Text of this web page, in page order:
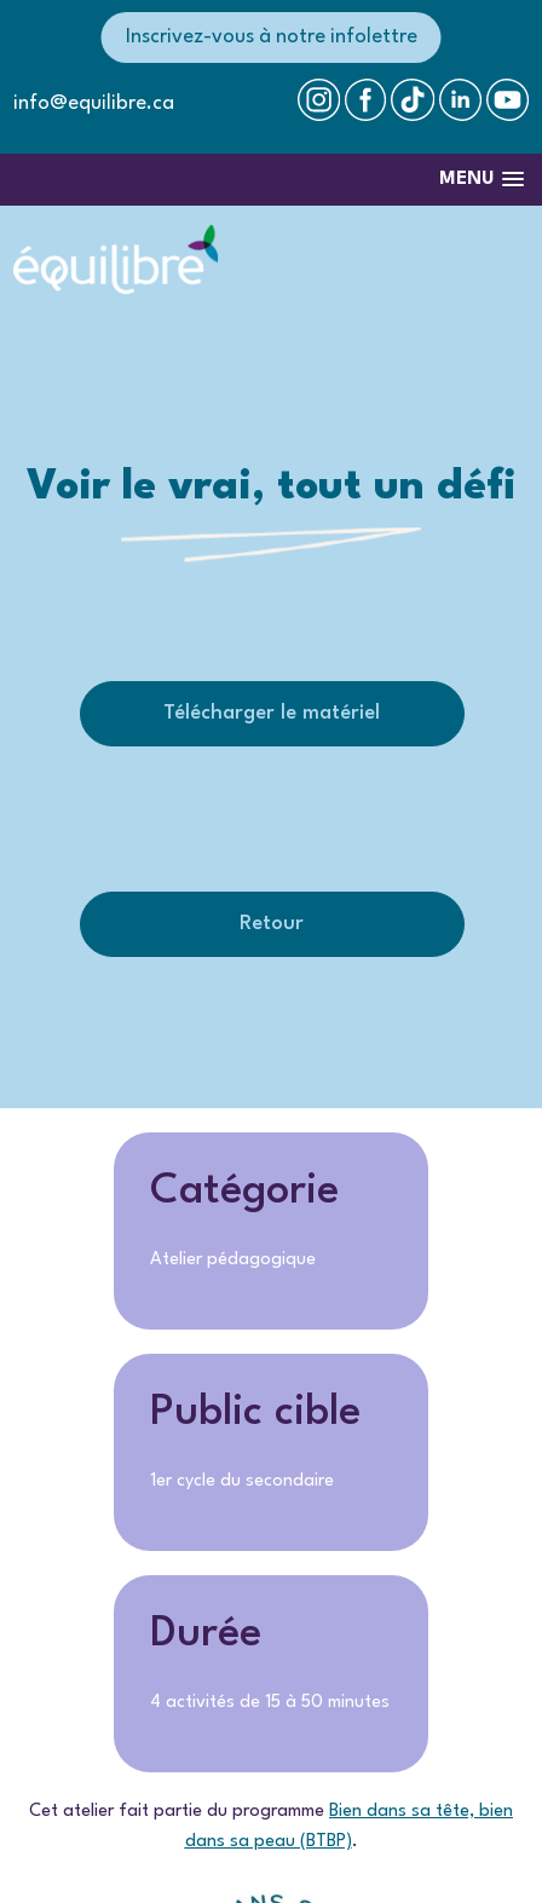
info@equilibre.ca
Inscrivez-vous à notre infolettre
MENU
Voir le vrai, tout un défi
Télécharger le matériel
Retour
Catégorie
Atelier pédagogique
Public cible
1er cycle du secondaire
Durée
4 activités de 15 à 50 minutes
Cet atelier fait partie du programme Bien dans sa tête, bien
dans sa peau (BTBP).